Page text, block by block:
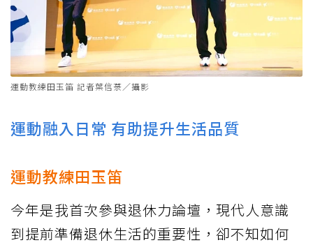
運動教練田玉笛 記者葉信菉／攝影
運動融入日常 有助提升生活品質
運動教練田玉笛
今年是我首次參與退休力論壇，現代人意識
到提前準備退休生活的重要性，卻不知如何